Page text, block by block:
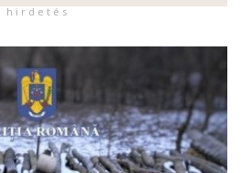
h i r d e t é s